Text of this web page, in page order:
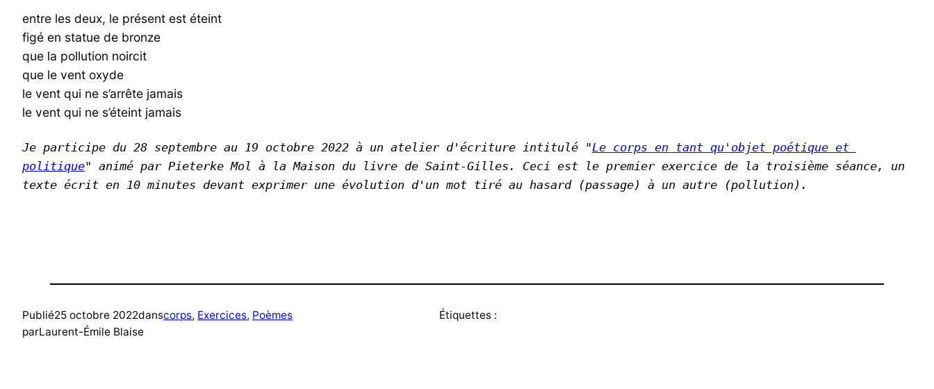
entre les deux, le présent est éteint
figé en statue de bronze
que la pollution noircit
que le vent oxyde
le vent qui ne s’arrête jamais
le vent qui ne s’éteint jamais
Je participe du 28 septembre au 19 octobre 2022 à un atelier d'écriture intitulé "Le corps en tant qu'objet poétique et
politique" animé par Pieterke Mol à la Maison du livre de Saint-Gilles. Ceci est le premier exercice de la troisième séance, un
texte écrit en 10 minutes devant exprimer une évolution d'un mot tiré au hasard (passage) à un autre (pollution).
Publié25 octobre 2022danscorps, Exercices, Poèmes
parLaurent-Émile Blaise
Étiquettes :